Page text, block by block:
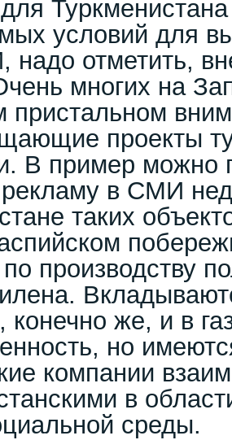
условий для
надо отметить,
многих на
пристальном
проекты
В пример можно
в СМИ
таких
производству
конечно же, и в
но
компании
в
среды.